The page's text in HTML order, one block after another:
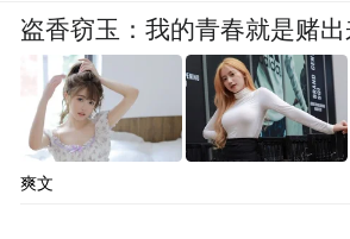
盗香窃玉：我的青春就是赌出
爽文